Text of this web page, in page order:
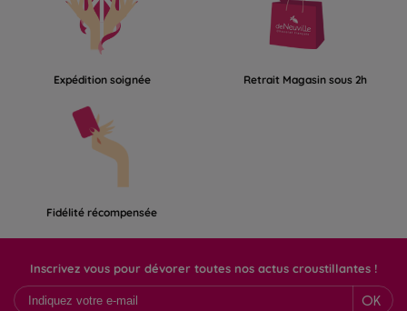
Expédition soignée Retrait Magasin sous 2h
Fidélité récompensée
Inscrivez vous pour dévorer toutes nos actus croustillantes !
OK